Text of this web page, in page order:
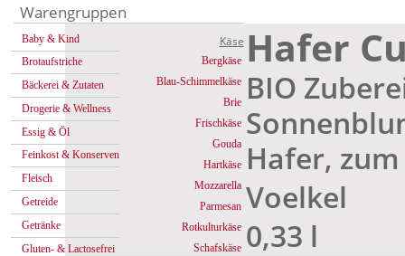
Warengruppen
Baby & Kind
Brotaufstriche
Bäckerei & Zutaten
Drogerie & Wellness
Essig & Öl
Feinkost & Konserven
Fleisch
Getreide
Getränke
Gluten- & Lactosefrei
Käse
Bergkäse
Blau-Schimmelkäse
Brie
Frischkäse
Gouda
Hartkäse
Mozzarella
Parmesan
Rotkulturkäse
Schafskäse
Hafer
BIO
Hafer,
Voelkel
0,33 l